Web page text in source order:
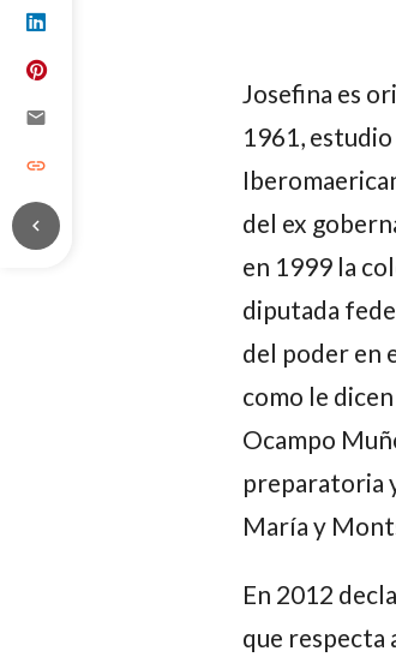
email
link
chevron_left
Josefina es
1961,
del ex
en 1999 la
diputada
del poder en
como le
Ocampo
preparatoria
María y
En 2012
que respecta